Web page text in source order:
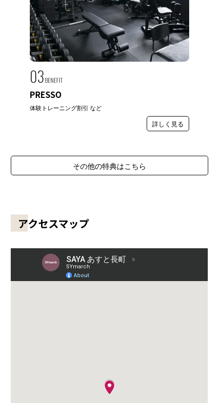
03 BENEFIT
PRESSO
体験トレーニング割引 など
詳しく見る
その他の特典はこちら
アクセスマップ